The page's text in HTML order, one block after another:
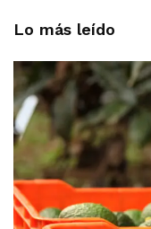
Lo más leído